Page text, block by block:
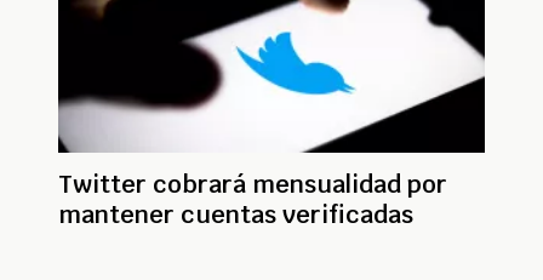
Twitter cobrará mensualidad por
mantener cuentas verificadas